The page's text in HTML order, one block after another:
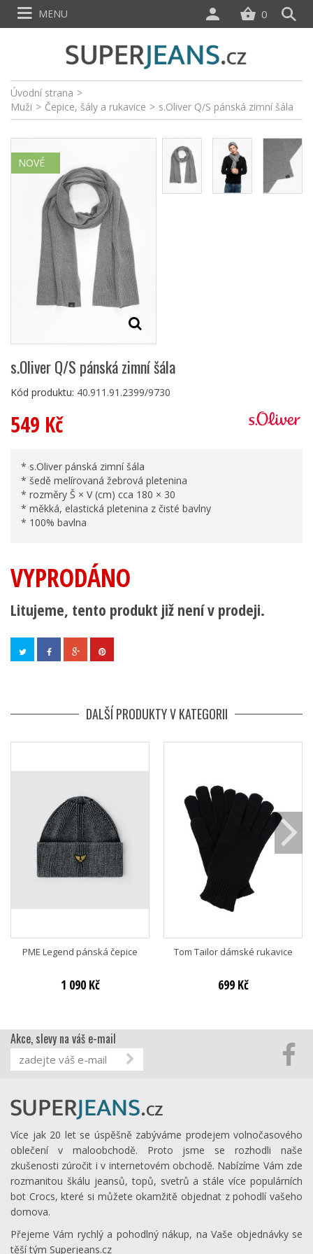
Úvodní strana >
Muži > Čepice, šály a rukavice > s.Oliver Q/S pánská zimní šála
NOVÉ
s.Oliver Q/S pánská zimní šála
Kód produktu: 40.911.91.2399/9730
549 Kč
* s.Oliver pánská zimní šála
* šedě melírovaná žebrová pletenina
* rozměry Š × V (cm) cca 180 × 30
* měkká, elastická pletenina z čisté bavlny
* 100% bavlna
VYPRODÁNO
Litujeme, tento produkt již není v prodeji.
DALŠÍ PRODUKTY V KATEGORII
PME Legend pánská čepice
1 090 Kč
Tom Tailor dámské rukavice
699 Kč
0
MENU
Akce, slevy na váš e-mail
Více jak 20 let se úspěšně zabýváme prodejem volnočasového
oblečení v maloobchodě. Proto jsme se rozhodli naše
zkušenosti zúročit i v internetovém obchodě. Nabízíme Vám zde
rozmanitou škálu jeansů, topů, svetrů a stále více populárních
bot Crocs, které si můžete okamžitě objednat z pohodlí vašeho
domova.
Přejeme Vám rychlý a pohodlný nákup, na Vaše objednávky se
těší tým Superjeans.cz